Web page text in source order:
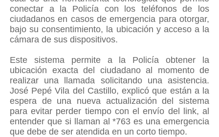
conectar a la Policía con los teléfonos de los
ciudadanos en casos de emergencia para otorgar,
bajo su consentimiento, la ubicación y acceso a la
cámara de sus dispositivos.
Este sistema permite a la Policía obtener la
ubicación exacta del ciudadano al momento de
realizar una llamada solicitando una asistencia.
José Pepé Vila del Castillo, explicó que están a la
espera de una nueva actualización del sistema
para evitar perder tiempo con el envío del link, al
entender que si llaman al *763 es una emergencia
que debe de ser atendida en un corto tiempo.